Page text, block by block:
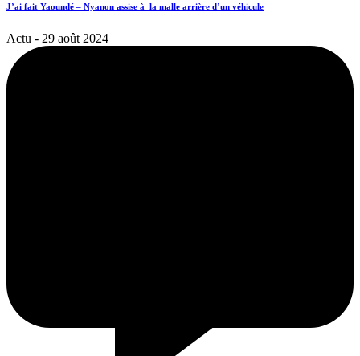
J’ai fait Yaoundé – Nyanon assise à la malle arrière d’un véhicule
Actu - 29 août 2024